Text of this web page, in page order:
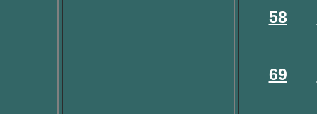
58
69